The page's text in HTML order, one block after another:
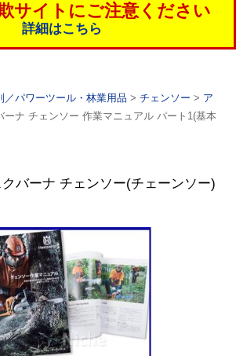
欺サイトにご注意ください
詳細はこちら
／パワーツール・林業用品 > チェンソー > ア
ーナ チェンソー 作業マニュアル パート1(基本
バーナ チェンソー(チェーンソー)